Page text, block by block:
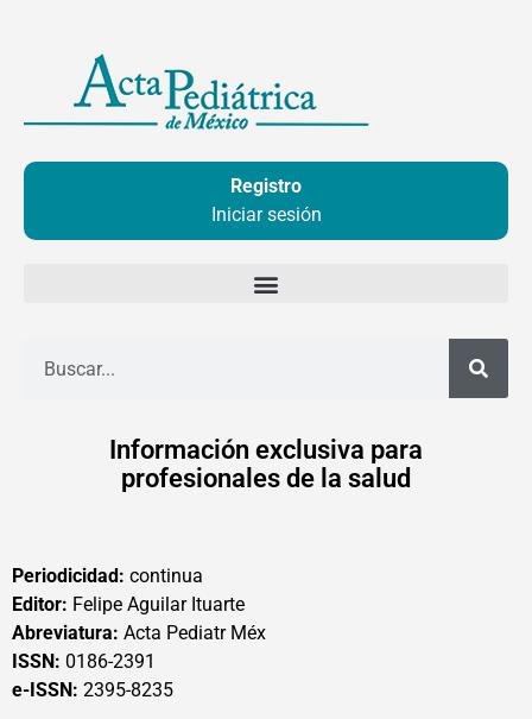
contenido
Registro
Iniciar sesión
Información exclusiva para
profesionales de la salud
Periodicidad: continua
Editor: Felipe Aguilar Ituarte
Abreviatura: Acta Pediatr Méx
ISSN: 0186-2391
e-ISSN: 2395-8235